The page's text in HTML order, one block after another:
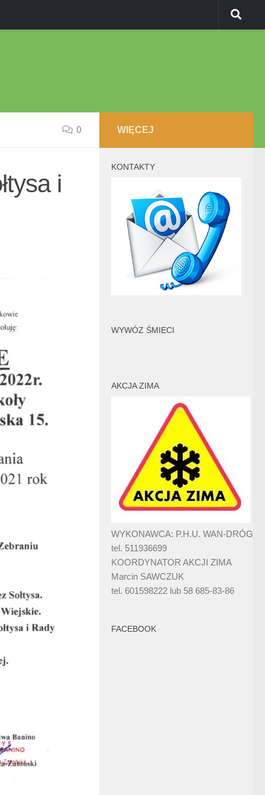
0
i
WIĘCEJ
KONTAKTY
WYWÓZ ŚMIECI
AKCJA ZIMA
WYKONAWCA: P.H.U. WAN-DRÓG
tel. 511936699
KOORDYNATOR AKCJI ZIMA
Marcin SAWCZUK
tel. 601598222 lub 58 685-83-86
FACEBOOK